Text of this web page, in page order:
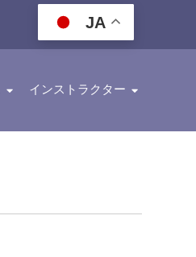
JA
インストラクター